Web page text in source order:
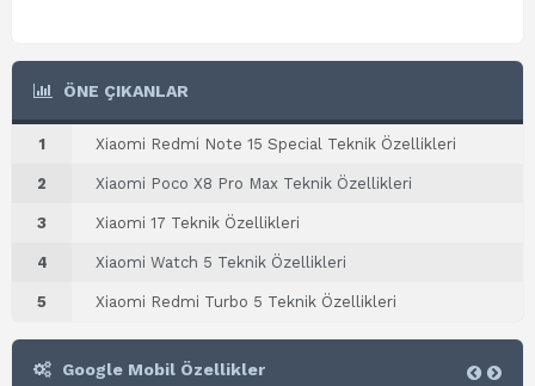
ÖNE ÇIKANLAR
1 Xiaomi Redmi Note 15 Special Teknik Özellikleri
2 Xiaomi Poco X8 Pro Max Teknik Özellikleri
3 Xiaomi 17 Teknik Özellikleri
4 Xiaomi Watch 5 Teknik Özellikleri
5 Xiaomi Redmi Turbo 5 Teknik Özellikleri
Google Mobil Özellikler